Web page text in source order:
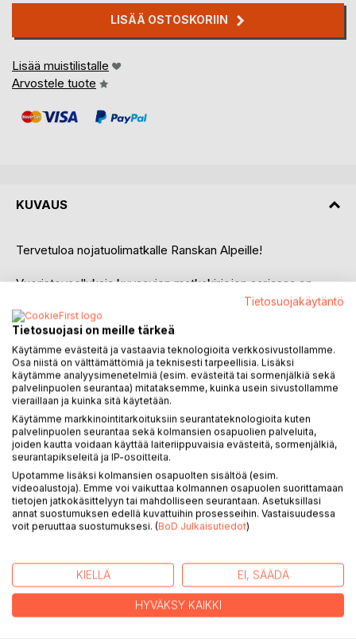
LISÄÄ OSTOSKORIIN
Lisää muistilistalle
Arvostele tuote
KUVAUS
Tervetuloa nojatuolimatkalle Ranskan Alpeille!
Vuoristovaelluksia kuvaavien matkakirjojen sarjassa on
vuorossa Ranskan Alpit ja reitti nimeltä Grande Randonnée
5 eli GR5. Ranskassahan kaiken pitää olla suurta -
vaellusreittien nimistä lähtien! Tällä reitillä tuolle nimelle on
kyllä katetta, sillä se kulkee Pohjois-Ranskasta Geneve-
järveltä Alppeja pitkin Välimeren rannalle Nizzaan.
Kirja kattaa koko tuon huikean reitin. Kun matkaa tehdään
jalkaisin lähes 600 kilometriä, korkeuseroa kertyy 30 000
metriä molempiin suuntiin ja yöpaikka vaihtuu päivittäin
viiden viikon ajan, tarinaa riittää.
Vaeltaja kertoo matkalla eteen tulevista yllättävistäkin
tilanteista humoristiseen tyyliin ja pohtii elämänmenoa
laajemminkin. Kirjasta saa hyvän kuvan siitä, millaista
omatoiminen majalta majalle vaeltaminen vuoristossa
huomioon. Myös ranskalaisen kulttuurin erityispiirteet
tulevat hyvin esille.
Kirja sopii vaeltajien lisäksi kaikille matkailusta ja erityisesti
Tietosuojakäytäntö
Tietosuojasi on meille tärkeä
Käytämme evästeitä ja vastaavia teknologioita verkkosivustollamme.
Osa niistä on välttämättömiä ja teknisesti tarpeellisia. Lisäksi
käytämme analyysimenetelmiä (esim. evästeitä tai sormenjälkiä sekä
palvelinpuolen seurantaa) mitataksemme, kuinka usein sivustollamme
vieraillaan ja kuinka sitä käytetään.
Käytämme markkinointitarkoituksiin seurantateknologioita kuten
palvelinpuolen seurantaa sekä kolmansien osapuolien palveluita,
joiden kautta voidaan käyttää laiteriippuvaisia evästeitä, sormenjälkiä,
seurantapikseleitä ja IP-osoitteita.
Upotamme lisäksi kolmansien osapuolten sisältöä (esim.
videoalustoja). Emme voi vaikuttaa kolmannen osapuolen suorittamaan
tietojen jatkokäsittelyyn tai mahdolliseen seurantaan. Asetuksillasi
annat suostumuksen edellä kuvattuihin prosesseihin. Vastaisuudessa
voit peruuttaa suostumuksesi. (BoD Julkaisutiedot)
KIELLÄ EI, SÄÄDÄ
HYVÄKSY KAIKKI